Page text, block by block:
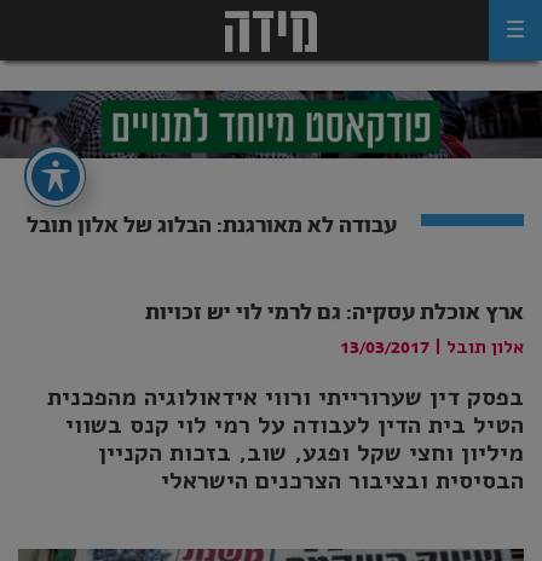
עבודה לא מאורגנת: הבלוג של אלון תובל
ארץ אוכלת עסקיה: גם לרמי לוי יש זכויות
אלון תובל
13/03/2017
בפסק דין שערורייתי ורווי אידאולוגיה מהפכנית
הטיל בית הדין לעבודה על רמי לוי קנס בשווי
מיליון וחצי שקל ופגע, שוב, בזכות הקניין
הבסיסית ובציבור הצרכנים הישראלי